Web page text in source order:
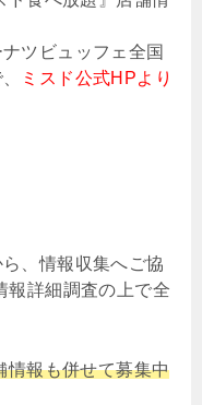
ツビュッフェ全国
ミスド公式HPより
ら、情報収集へご協
報詳細調査の上で全
報も併せて募集中